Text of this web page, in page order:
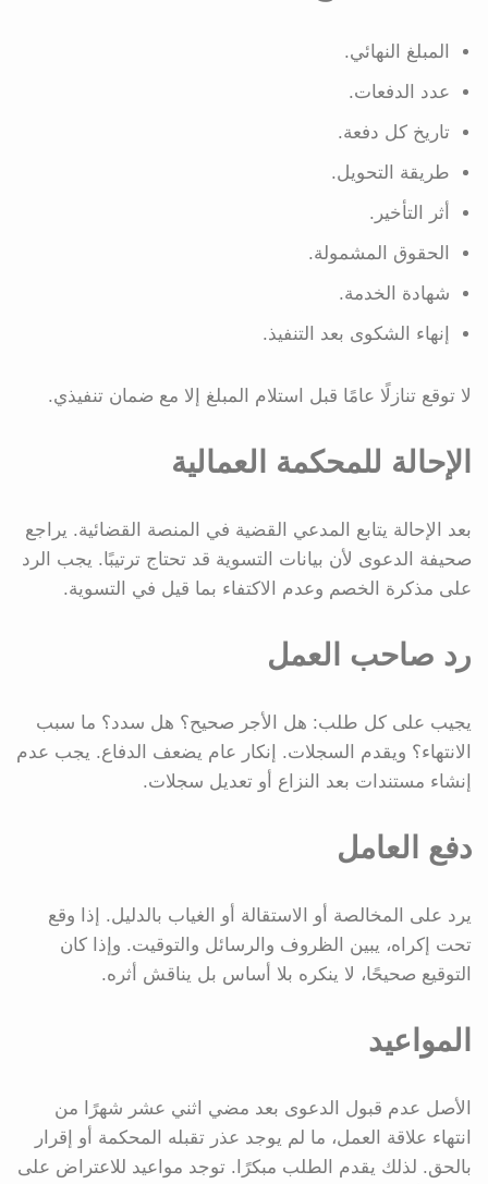
المبلغ النهائي.
عدد الدفعات.
تاريخ كل دفعة.
طريقة التحويل.
أثر التأخير.
الحقوق المشمولة.
شهادة الخدمة.
إنهاء الشكوى بعد التنفيذ.
لا توقع تنازلًا عامًا قبل استلام المبلغ إلا مع ضمان تنفيذي.
الإحالة للمحكمة العمالية
بعد الإحالة يتابع المدعي القضية في المنصة القضائية. يراجع
صحيفة الدعوى لأن بيانات التسوية قد تحتاج ترتيبًا. يجب الرد
على مذكرة الخصم وعدم الاكتفاء بما قيل في التسوية.
رد صاحب العمل
يجيب على كل طلب: هل الأجر صحيح؟ هل سدد؟ ما سبب
الانتهاء؟ ويقدم السجلات. إنكار عام يضعف الدفاع. يجب عدم
إنشاء مستندات بعد النزاع أو تعديل سجلات.
دفع العامل
يرد على المخالصة أو الاستقالة أو الغياب بالدليل. إذا وقع
تحت إكراه، يبين الظروف والرسائل والتوقيت. وإذا كان
التوقيع صحيحًا، لا ينكره بلا أساس بل يناقش أثره.
المواعيد
الأصل عدم قبول الدعوى بعد مضي اثني عشر شهرًا من
انتهاء علاقة العمل، ما لم يوجد عذر تقبله المحكمة أو إقرار
بالحق. لذلك يقدم الطلب مبكرًا. توجد مواعيد للاعتراض على